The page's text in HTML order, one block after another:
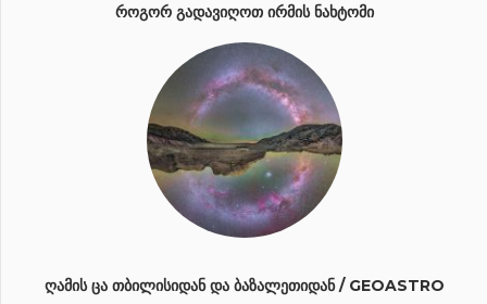
ᲠᲝᲒᲝᲠ ᲒᲐᲓᲐᲕᲘᲦᲝᲗ ᲘᲠᲛᲘᲡ ᲜᲐᲮᲢᲝᲛᲘ
ᲦᲐᲛᲘᲡ ᲪᲐ ᲗᲑᲘᲚᲘᲡᲘᲓᲐᲜ ᲓᲐ ᲑᲐᲖᲐᲚᲔᲗᲘᲓᲐᲜ / GEOASTRO